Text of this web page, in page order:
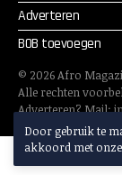
Door gebruik te
akkoord met
Adverteren
BOB toevoegen
© 2026Afro
Alle rechten
Adverteren? Mail: